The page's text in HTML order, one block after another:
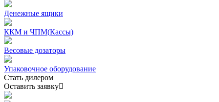
Денежные ящики
ККМ и ЧПМ(Кассы)
Весовые дозаторы
Упаковочное оборудование
Стать дилером
Оставить заявку